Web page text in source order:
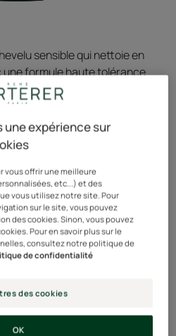
sensible qui nettoie en
formule haute tolérance
Usage fréquent.
dès 3 ans
formule testée sous
une expérience sur
vous offrir une meilleure
etc...) et des
vous utilisez notre site. Pour
sur le site, vous pouvez
des cookies. Sinon, vous pouvez
Pour en savoir plus sur le
consultez notre politique de
de confidentialité
des cookies
OK